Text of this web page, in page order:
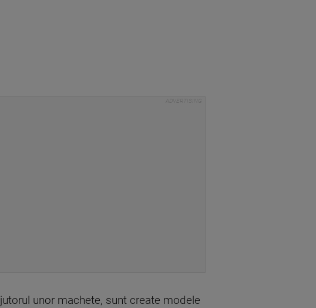
unor machete, sunt create modele